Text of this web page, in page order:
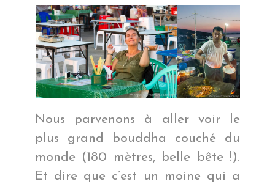
Nous parvenons à aller voir le
plus grand bouddha couché du
monde (180 mètres, belle bête !).
Et dire que c’est un moine qui a